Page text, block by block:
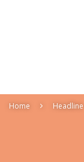
Home Headline